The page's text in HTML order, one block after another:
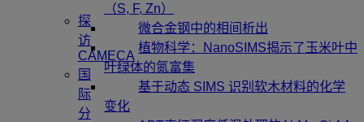
（S, F, Zn）
微合金钢中的相间析出
植物科学：NanoSIMS揭示了玉米叶中
叶绿体的氮富集
基于动态 SIMS 识别软木材料的化学
变化
探
访
CAMECA
国
际
分